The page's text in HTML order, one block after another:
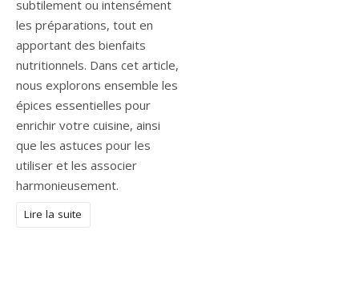
subtilement ou intensément
les préparations, tout en
apportant des bienfaits
nutritionnels. Dans cet article,
nous explorons ensemble les
épices essentielles pour
enrichir votre cuisine, ainsi
que les astuces pour les
utiliser et les associer
harmonieusement.
Lire la suite